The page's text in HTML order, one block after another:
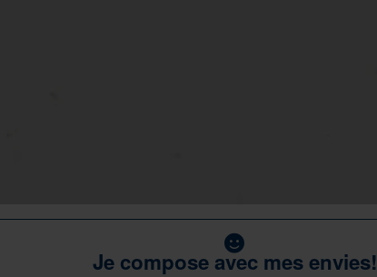
Je compose avec mes envies!